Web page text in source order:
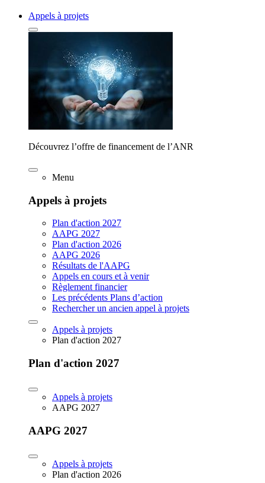
Appels à projets
Découvrez l’offre de financement de l’ANR
Menu
Appels à projets
Plan d'action 2027
AAPG 2027
Plan d'action 2026
AAPG 2026
Résultats de l'AAPG
Appels en cours et à venir
Règlement financier
Les précédents Plans d’action
Rechercher un ancien appel à projets
Appels à projets
Plan d'action 2027
Plan d'action 2027
Appels à projets
AAPG 2027
AAPG 2027
Appels à projets
Plan d'action 2026